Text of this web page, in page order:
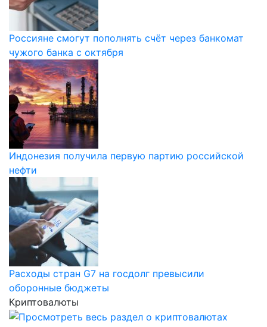
Россияне смогут пополнять счёт через банкомат
чужого банка с октября
Индонезия получила первую партию российской
нефти
Расходы стран G7 на госдолг превысили
оборонные бюджеты
Криптовалюты